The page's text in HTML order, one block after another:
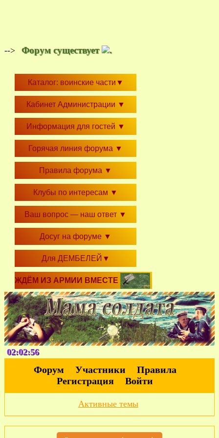
--> Форум существует .
Каталог: воинские части ▼
Кабинет Администрации ▼
Информация для гостей ▼
Горячая линия форума ▼
Правила форума ▼
Клубы по интересам ▼
Ваш вопрос — наш ответ ▼
Досуг на форуме ▼
Для ДЕМБЕЛЕЙ ▼
ЖДЁМ ИЗ АРМИИ ВМЕСТЕ
02:02:57
Форум Участники
Правила
Регистрация
Войти
Активные темы